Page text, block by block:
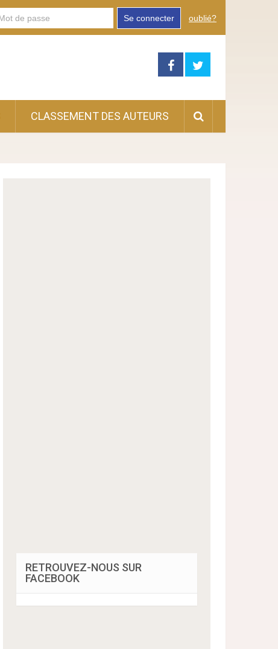
Se connecter oublié?
CLASSEMENT DES AUTEURS
RETROUVEZ-NOUS SUR
FACEBOOK